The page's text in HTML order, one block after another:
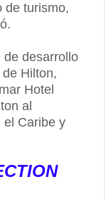
de turismo,
de desarrollo
Hilton,
Hotel
al
el Caribe y